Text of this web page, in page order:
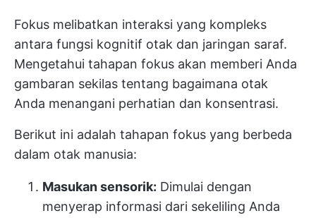
Fokus melibatkan interaksi yang kompleks
antara fungsi kognitif otak dan jaringan saraf.
Mengetahui tahapan fokus akan memberi Anda
gambaran sekilas tentang bagaimana otak
Anda menangani perhatian dan konsentrasi.
Berikut ini adalah tahapan fokus yang berbeda
dalam otak manusia:
Masukan sensorik: Dimulai dengan
menyerap informasi dari sekeliling Anda